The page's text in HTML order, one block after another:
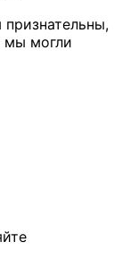
мы могли